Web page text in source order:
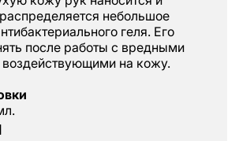
небольшое
геля. Его
после работы с вредными
на кожу.